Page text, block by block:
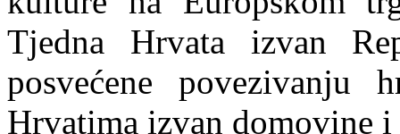
Tjedna Hrvata izvan
posvećene povezivanju
Hrvatima izvan domovine